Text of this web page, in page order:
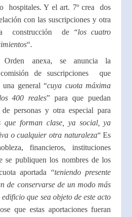
hospitales. Y el art. 7º crea dos
con las suscripciones y otra
construcción de “los cuatro
“.
anexa, se anuncia la
de suscripciones que
una general “cuya cuota máxima
400 reales” para que puedan
personas y otra especial para
que forman clase, ya social, ya
o cualquier otra naturaleza“ Es
financieros, instituciones
se publiquen los nombres de los
aportada “teniendo presente
de conservarse de un modo más
que sea objeto de este acto
que estas aportaciones fueran